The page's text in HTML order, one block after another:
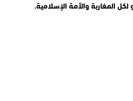
لكل المغاربة والأمة الإسلامية.